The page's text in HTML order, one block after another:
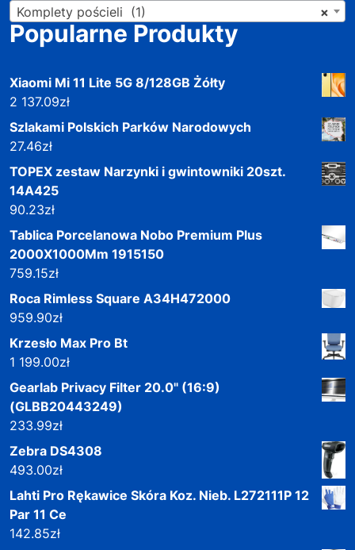
×
Komplety pościeli (1)
Popularne Produkty
Xiaomi Mi 11 Lite 5G 8/128GB Żółty
2 137.09zł
Szlakami Polskich Parków Narodowych
27.46zł
TOPEX zestaw Narzynki i gwintowniki 20szt.
14A425
90.23zł
Tablica Porcelanowa Nobo Premium Plus
2000X1000Mm 1915150
759.15zł
Roca Rimless Square A34H472000
959.90zł
Krzesło Max Pro Bt
1 199.00zł
Gearlab Privacy Filter 20.0" (16:9)
(GLBB20443249)
233.99zł
Zebra DS4308
493.00zł
Lahti Pro Rękawice Skóra Koz. Nieb. L272111P 12
Par 11 Ce
142.85zł